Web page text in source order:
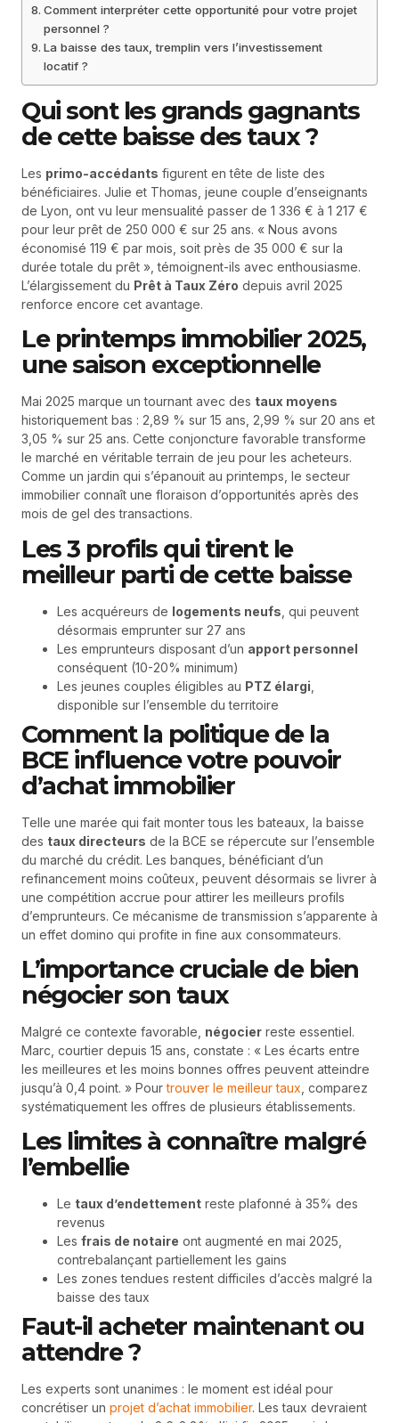
Comment interpréter cette opportunité pour votre projet
personnel ?
La baisse des taux, tremplin vers l’investissement
locatif ?
Qui sont les grands gagnants
de cette baisse des taux ?
Les primo-accédants figurent en tête de liste des
bénéficiaires. Julie et Thomas, jeune couple d’enseignants
de Lyon, ont vu leur mensualité passer de 1 336 € à 1 217 €
pour leur prêt de 250 000 € sur 25 ans. « Nous avons
économisé 119 € par mois, soit près de 35 000 € sur la
durée totale du prêt », témoignent-ils avec enthousiasme.
L’élargissement du Prêt à Taux Zéro depuis avril 2025
renforce encore cet avantage.
Le printemps immobilier 2025,
une saison exceptionnelle
Mai 2025 marque un tournant avec des taux moyens
historiquement bas : 2,89 % sur 15 ans, 2,99 % sur 20 ans et
3,05 % sur 25 ans. Cette conjoncture favorable transforme
le marché en véritable terrain de jeu pour les acheteurs.
Comme un jardin qui s’épanouit au printemps, le secteur
immobilier connaît une floraison d’opportunités après des
mois de gel des transactions.
Les 3 profils qui tirent le
meilleur parti de cette baisse
Les acquéreurs de logements neufs , qui peuvent
désormais emprunter sur 27 ans
Les emprunteurs disposant d’un apport personnel
conséquent (10-20% minimum)
Les jeunes couples éligibles au PTZ élargi
disponible sur l’ensemble du territoire
Comment la politique de la
BCE influence votre pouvoir
d’achat immobilier
Telle une marée qui fait monter tous les bateaux, la baisse
des taux directeurs de la BCE se répercute sur l’ensemble
du marché du crédit. Les banques, bénéficiant d’un
refinancement moins coûteux, peuvent désormais se livrer à
une compétition accrue pour attirer les meilleurs profils
d’emprunteurs. Ce mécanisme de transmission s’apparente à
un effet domino qui profite in fine aux consommateurs.
L’importance cruciale de bien
négocier son taux
Malgré ce contexte favorable, négocier reste essentiel.
Marc, courtier depuis 15 ans, constate : « Les écarts entre
les meilleures et les moins bonnes offres peuvent atteindre
jusqu’à 0,4 point. » Pourtrouver le meilleur taux , comparez
systématiquement les offres de plusieurs établissements.
Les limites à connaître malgré
l’embellie
Le taux d’endettement reste plafonné à 35% des
revenus
Les frais de notaire ont augmenté en mai 2025,
contrebalançant partiellement les gains
Les zones tendues restent difficiles d’accès malgré la
baisse des taux
Faut-il acheter maintenant ou
attendre ?
Les experts sont unanimes : le moment est idéal pour
concrétiser un projet d’achat immobilier. Les taux devraient